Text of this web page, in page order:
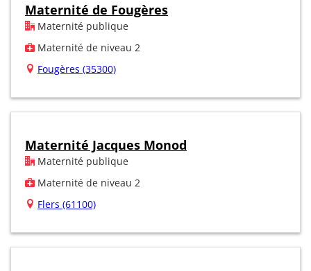
Maternité de Fougères
Maternité publique
Maternité de niveau 2
Fougères (35300)
Maternité Jacques Monod
Maternité publique
Maternité de niveau 2
Flers (61100)